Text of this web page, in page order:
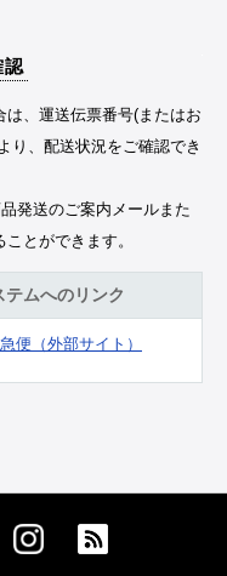
、運送伝票番号(またはお
り、配送状況をご確認でき
発送のご案内メールまた
とができます。
ムへのリンク
便（外部サイト）